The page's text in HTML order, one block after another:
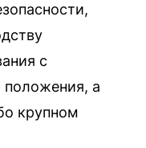
с
положения, а
крупном